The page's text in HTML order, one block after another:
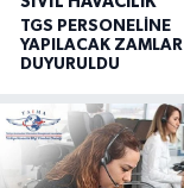
TGS PERSONELİNE
YAPILACAK ZAMLAR
DUYURULDU